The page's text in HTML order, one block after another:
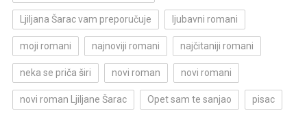
Ljiljana Šarac vam preporučuje ljubavni romani
moji romani najnoviji romani najčitaniji romani
neka se priča širi novi roman novi romani
novi roman Ljiljane Šarac Opet sam te sanjao pisac